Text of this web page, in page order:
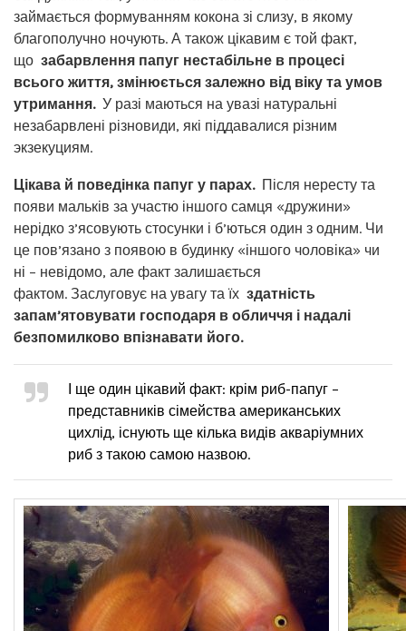
займається формуванням кокона зі слизу, в якому
благополучно ночують. А також цікавим є той факт,
що забарвлення папуг нестабільне в процесі
всього життя, змінюється залежно від віку та умов
утримання. У разі маються на увазі натуральні
незабарвлені різновиди, які піддавалися різним
экзекуциям.
Цікава й поведінка папуг у парах. Після нересту та
появи мальків за участю іншого самця «дружини»
нерідко з’ясовують стосунки і б’ються один з одним. Чи
це пов’язано з появою в будинку «іншого чоловіка» чи
ні – невідомо, але факт залишається
фактом. Заслуговує на увагу та їх здатність
запам’ятовувати господаря в обличчя і надалі
безпомилково впізнавати його.
І ще один цікавий факт: крім риб-папуг –
представників сімейства американських
цихлід, існують ще кілька видів акваріумних
риб з такою самою назвою.